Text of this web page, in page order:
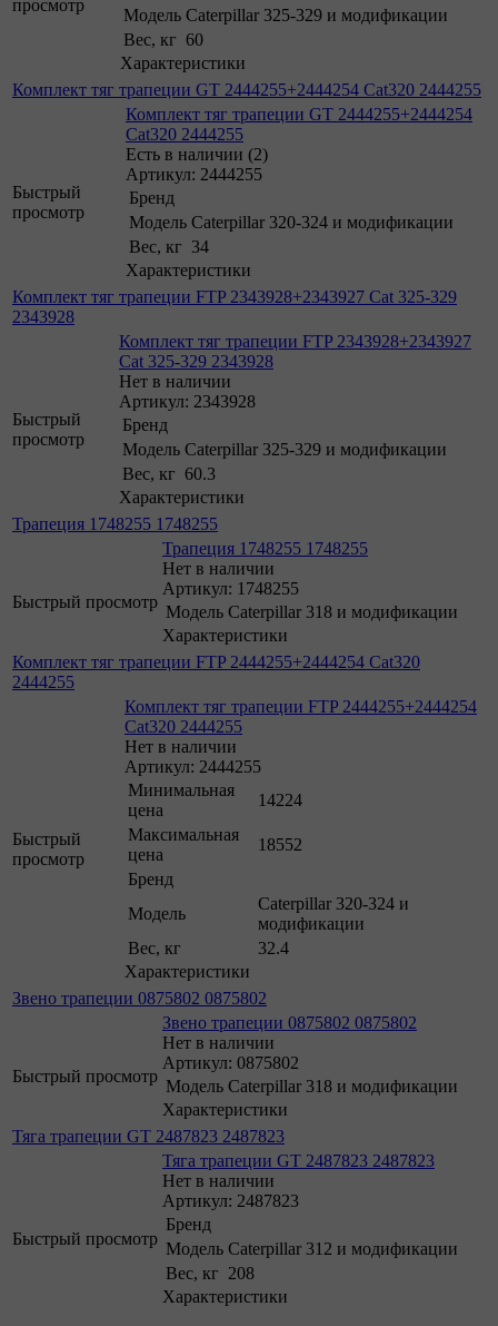
просмотр
Модель Caterpillar 325-329 и модификации
Вес, кг 60
Характеристики
Комплект тяг трапеции GT 2444255+2444254 Cat320 2444255
Быстрый
просмотр
Комплект тяг трапеции GT 2444255+2444254
Cat320 2444255
Есть в наличии (2)
Артикул: 2444255
Бренд
Модель Caterpillar 320-324 и модификации
Вес, кг 34
Характеристики
Комплект тяг трапеции FTP 2343928+2343927 Cat 325-329
2343928
Быстрый
просмотр
Комплект тяг трапеции FTP 2343928+2343927
Cat 325-329 2343928
Нет в наличии
Артикул: 2343928
Бренд
Модель Caterpillar 325-329 и модификации
Вес, кг 60.3
Характеристики
Трапеция 1748255 1748255
Быстрый просмотр
Трапеция 1748255 1748255
Нет в наличии
Артикул: 1748255
Модель Caterpillar 318 и модификации
Характеристики
Комплект тяг трапеции FTP 2444255+2444254 Cat320
2444255
Быстрый
просмотр
Комплект тяг трапеции FTP 2444255+2444254
Cat320 2444255
Нет в наличии
Артикул: 2444255
Минимальная
цена
14224
Максимальная
цена
18552
Бренд
Модель
Caterpillar 320-324 и
модификации
Вес, кг
32.4
Характеристики
Звено трапеции 0875802 0875802
Быстрый просмотр
Звено трапеции 0875802 0875802
Нет в наличии
Артикул: 0875802
Модель Caterpillar 318 и модификации
Характеристики
Тяга трапеции GT 2487823 2487823
Быстрый просмотр
Тяга трапеции GT 2487823 2487823
Нет в наличии
Артикул: 2487823
Бренд
Модель Caterpillar 312 и модификации
Вес, кг 208
Характеристики